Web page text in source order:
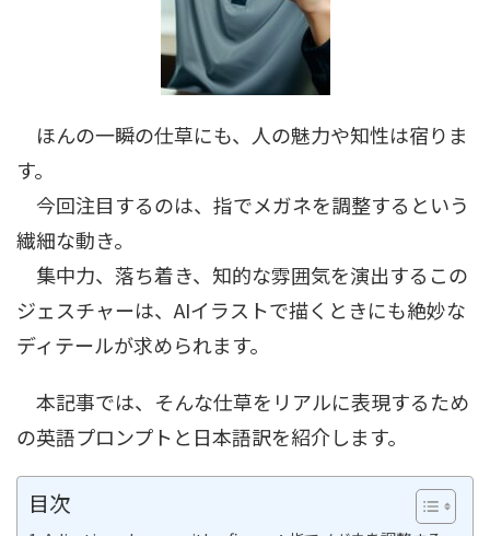
ほんの一瞬の仕草にも、人の魅力や知性は宿りま
す。
今回注目するのは、指でメガネを調整するという
繊細な動き。
集中力、落ち着き、知的な雰囲気を演出するこの
ジェスチャーは、AIイラストで描くときにも絶妙な
ディテールが求められます。
本記事では、そんな仕草をリアルに表現するため
の英語プロンプトと日本語訳を紹介します。
目次